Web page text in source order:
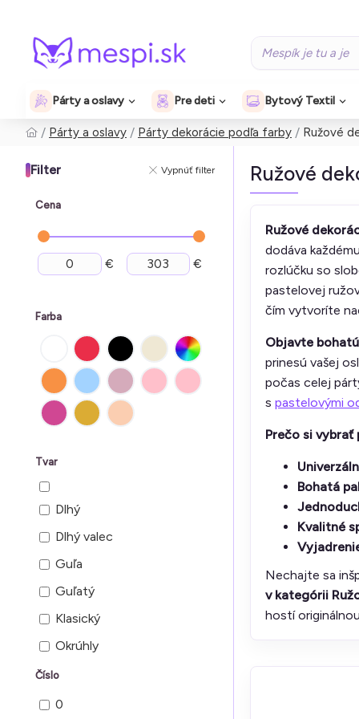
Párty a oslavy Pre deti Bytový Textil
Párty a oslavy Párty dekorácie podľa farby Ružové
Filter Vypnúť filter
Cena
€ €
Tvar
Dlhý
Dlhý valec
Guľa
Guľatý
Klasický
Okrúhly
Písmeno
Srdce
Číslo
0
Farba
Ružové
Ružové
dodáva
rozlúčku so
pastelovej
čím vytvoríte
Objavte
prinesú vašej
počas celej
s pastelovými
Prečo si vybrať
Bohatá
Kvalitné
Nechajte sa
v kategórii
hostí